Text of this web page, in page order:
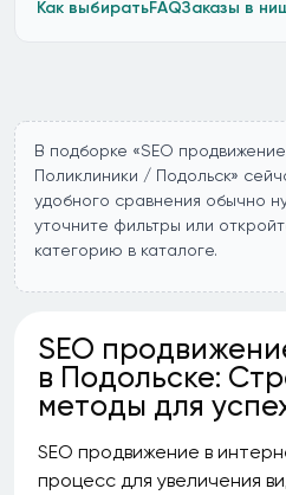
Как выбиратьFAQЗаказы в
В подборке «SEO
Поликлиники / Подольск»
удобного сравнения обычно
уточните фильтры или
категорию в каталоге.
SEO
в Подольске:
методы для
SEO продвижение в
процесс для увеличения